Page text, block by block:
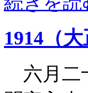
1914（
六月二